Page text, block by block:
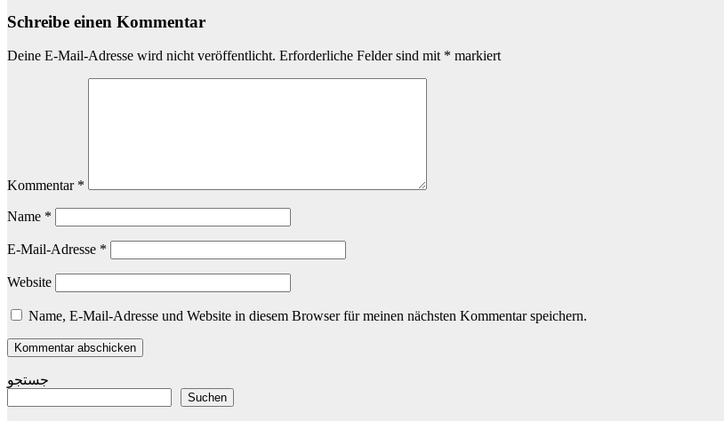
Schreibe einen Kommentar
Deine E-Mail-Adresse wird nicht veröffentlicht. Erforderliche Felder sind mit * markiert
Kommentar *
Name *
E-Mail-Adresse *
Website
Name, E-Mail-Adresse und Website in diesem Browser für meinen nächsten Kommentar speichern.
جستجو
Suchen